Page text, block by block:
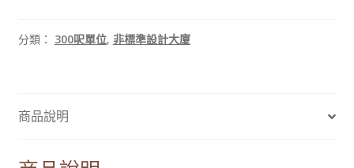
分類： 300呎單位, 非標準設計大廈
商品說明